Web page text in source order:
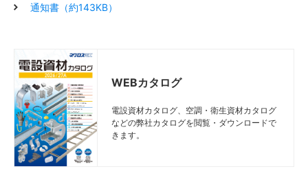
通知書（約143KB）
WEBカタログ
電設資材カタログ、空調・衛生資材カタログ
などの弊社カタログを閲覧・ダウンロードで
きます。